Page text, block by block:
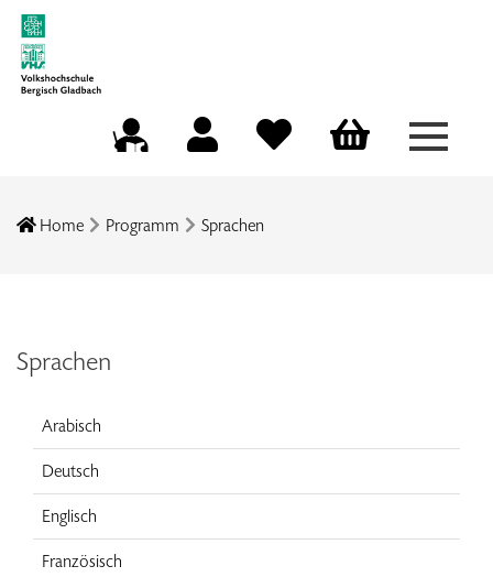
Menü
Home Programm Sprachen
Sprachen
Arabisch
Deutsch
Englisch
Französisch